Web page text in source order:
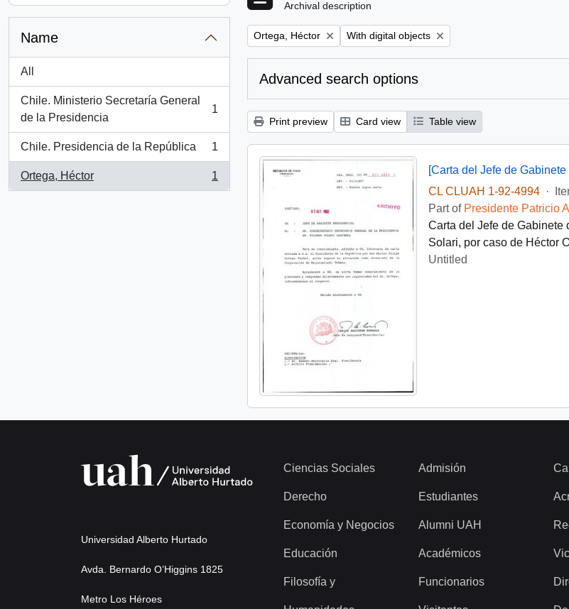
Name
All
Chile. Ministerio Secretaría General
de la Presidencia
, 1 results
1
Chile. Presidencia de la República
, 1 results
1
Ortega, Héctor
, 1 results
1
Archival description
Remove filter:
Ortega, Héctor Remove filter:
With digital objects
Advanced search options
Print preview Card view Table view
[Carta del Jefe de
CL CLUAH 1-92-4994
·
Part of Presidente Patricio
Carta del Jefe de
Solari, por caso de Héctor
Untitled
Universidad Alberto Hurtado
Avda. Bernardo O’Higgins 1825
Metro Los Héroes
Ciencias Sociales
Derecho
Economía y Negocios
Educación
Filosofía y
Admisión
Estudiantes
Alumni UAH
Académicos
Funcionarios